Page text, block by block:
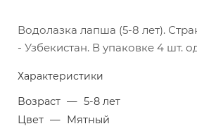
Водолазка лапша (5-8 лет).
- Узбекистан. В упаковке 4 шт.
Характеристики
Возраст — 5-8 лет
Цвет — Мятный